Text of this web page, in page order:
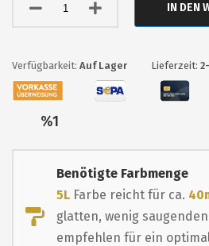
IN DEN
Auf Lager Lieferzeit:
%1
Benötigte Farbmenge
5L Farbe reicht für ca.
glatten, wenig
empfehlen für ein